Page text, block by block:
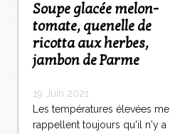
Soupe glacée melon-
tomate, quenelle de
ricotta aux herbes,
jambon de Parme
19 Juin 2021
Les températures élevées me
rappellent toujours qu'il n'y a